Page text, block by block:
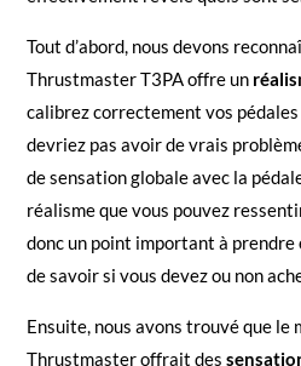
Tout d’abord, nous devons
Thrustmaster T3PA offre un
calibrez correctement vos pédales
devriez pas avoir de vrais
de sensation globale avec la
réalisme que vous pouvez
donc un point important à prendre
de savoir si vous devez ou non
Ensuite, nous avons trouvé que le
Thrustmaster offrait des